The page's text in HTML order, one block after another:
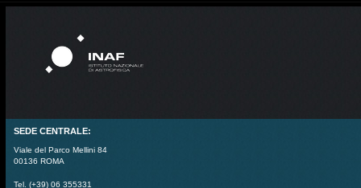
SEDE CENTRALE:
Viale del Parco Mellini 84
00136 ROMA
Tel. (+39) 06 355331